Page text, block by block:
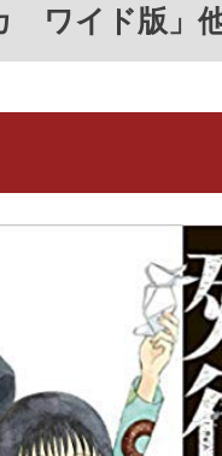
カ ワイド版」